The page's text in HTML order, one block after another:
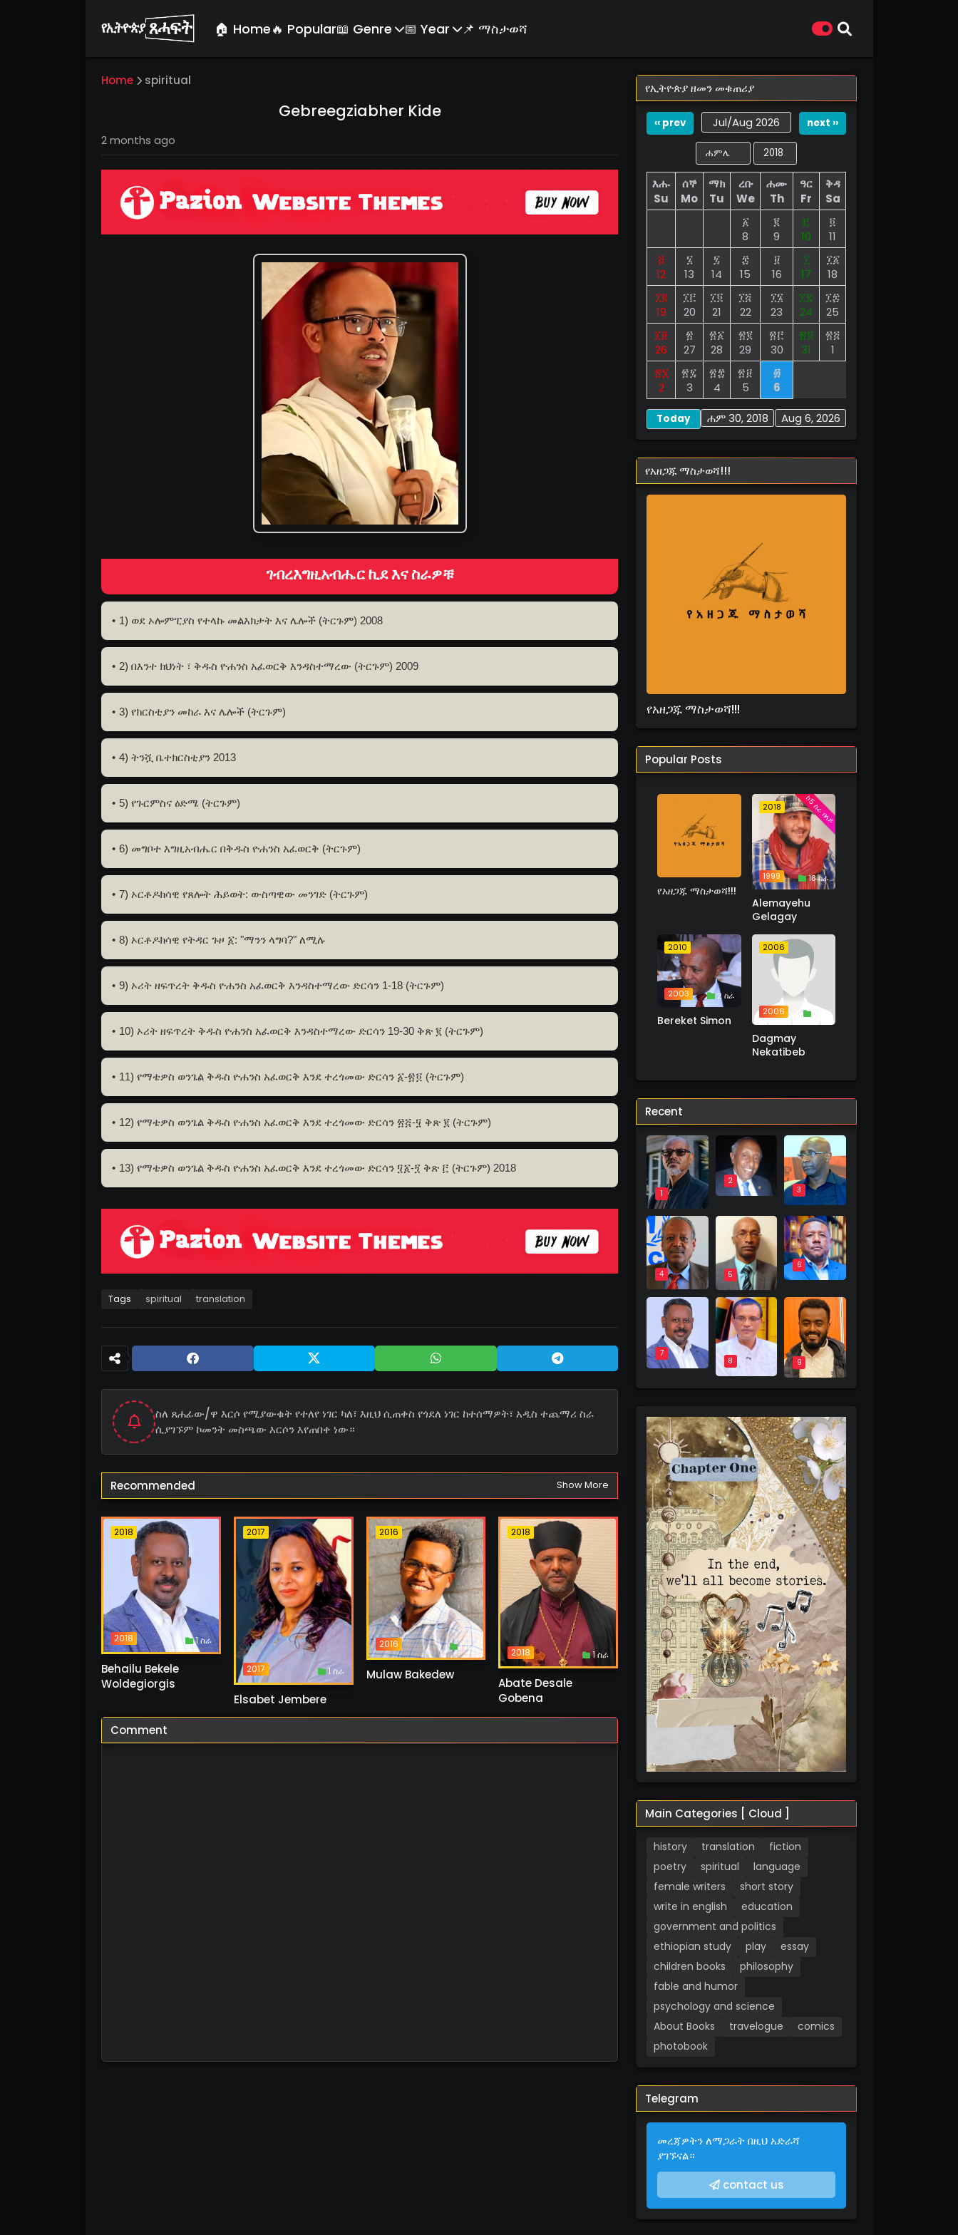
🏠 Home🔥 Popular📖 Genre 📅 Year 📌 ማስታወሻ
Home spiritual
Gebreegziabher Kide
2 months ago
ገብረእግዚአብሔር ኪደ እና ስራዎቹ
1) ወደ ኦሎምፒያስ የተላኩ መልእክታት እና ሌሎች (ትርጉም) 2008
2) በእንተ ክህነት ፣ ቅዱስ ዮሐንስ አፈወርቅ እንዳስተማረው (ትርጉም) 2009
3) የክርስቲያን መከራ እና ሌሎች (ትርጉም)
4) ትንሿ ቤተክርስቲያን 2013
5) የጉርምስና ዕድሜ (ትርጉም)
6) መግቦተ እግዚአብሔር በቅዱስ ዮሐንስ አፈወርቅ (ትርጉም)
7) ኦርቶዶክሳዊ የጸሎት ሕይወት: ውስጣዊው መንገድ (ትርጉም)
8) ኦርቶዶክሳዊ የትዳር ጉዞ ፩: "ማንን ላግባ?" ለሚሉ
9) ኦሪት ዘፍጥረት ቅዱስ ዮሐንስ አፈወርቅ እንዳስተማረው ድርሳን 1-18 (ትርጉም)
10) ኦሪት ዘፍጥረት ቅዱስ ዮሐንስ አፈወርቅ እንዳስተማረው ድርሳን 19-30 ቅጽ ፪ (ትርጉም)
11) የማቴዎስ ወንጌል ቅዱስ ዮሐንስ አፈወርቅ እንደ ተረጎመው ድርሳን ፩-፳፬ (ትርጉም)
12) የማቴዎስ ወንጌል ቅዱስ ዮሐንስ አፈወርቅ እንደ ተረጎመው ድርሳን ፳፭-፶ ቅጽ ፪ (ትርጉም)
13) የማቴዎስ ወንጌል ቅዱስ ዮሐንስ አፈወርቅ እንደ ተረጎመው ድርሳን ፶፩-፺ ቅጽ ፫ (ትርጉም) 2018
Tags spiritual translation
ስለ ጸሐፊው/ዋ እርሶ የሚያውቁት የተለየ ነገር ካለ፣ እዚህ ሲጠቀስ የጎደለ ነገር ከተሰማዎት፣ አዲስ ተጨማሪ ስራ
ሲያገኙም ኮመንት መስጫው እርሶን እየጠበቀ ነው።
Recommended Show More
2018
2018 1 ስራ
Behailu Bekele
Woldegiorgis
2017
2017 1 ስራ
Elsabet Jembere
2016
2016 1 ስራ
Mulaw Bakedew
2018
2018 1 ስራ
Abate Desale
Gobena
Comment
የኢትዮጵያ ዘመን መቁጠሪያ
‹‹ prev Jul/Aug 2026 next ››
እሑ
Su
ሰኞ
Mo
ማክ
Tu
ረቡ
We
ሐሙ
Th
ዓር
Fr
ቅዳ
Sa
፩
8
፪
9
፫
10
፬
11
፭
12
፮
13
፯
14
፰
15
፱
16
፲
17
፲፩
18
፲፪
19
፲፫
20
፲፬
21
፲፭
22
፲፮
23
፲፯
24
፲፰
25
፲፱
26
፳
27
፳፩
28
፳፪
29
፳፫
30
፳፬
31
፳፭
1
፳፮
2
፳፯
3
፳፰
4
፳፱
5
፴
6
Aug 6, 2026
ሐም 30, 2018
Today
የአዘጋጁ ማስታወሻ!!!
የአዘጋጁ ማስታወሻ!!!
Popular Posts
የአዘጋጁ ማስታወሻ!!!
2018
1999 18 ስራ
ከ5 ስራ በላይ
Alemayehu
Gelagay
2010
2003 2 ስራ
Bereket Simon
2006
2006 1 ስራ
Dagmay
Nekatibeb
Recent
1
2
3
4 5
6
7
8 9
Main Categories [ Cloud ]
history translation
fiction
poetry
spiritual
language
female writers
short story
write in english
education
government and politics
ethiopian study
play
essay
children books
philosophy
fable and humor
psychology and science
About Books
travelogue
comics
photobook
Telegram
መረጃዎትን ለማጋራት በዚህ አድራሻ
ያገኙናል።
contact us